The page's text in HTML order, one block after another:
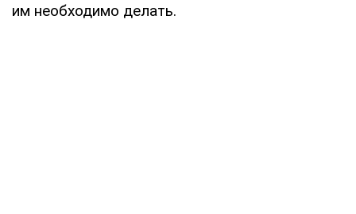
им необходимо делать.